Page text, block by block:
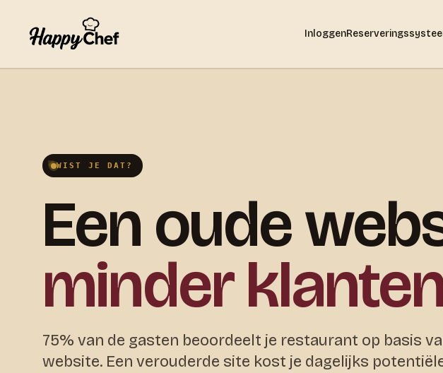
Inloggen
WIST JE DAT?
Een oude
minder
75% van de gasten beoordeelt je restaurant op basis
website. Een verouderde site kost je dagelijks